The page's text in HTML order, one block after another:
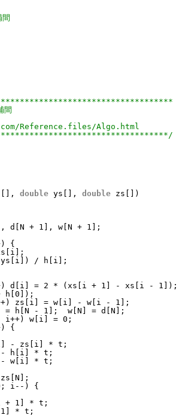
Reference.files/Algo.html
double ys[], double zs[])
d[N + 1], w[N + 1];
{
ys[i]) / h[i];
d[i] = 2 * (xs[i + 1] - xs[i - 1]);
h[0]);
zs[i] = w[i] - w[i - 1];
h[N - 1];  w[N] = d[N];
w[i] = 0;
{
- zs[i] * t;
- h[i] * t;
- w[i] * t;
i--) {
+ 1] * t;
* t;